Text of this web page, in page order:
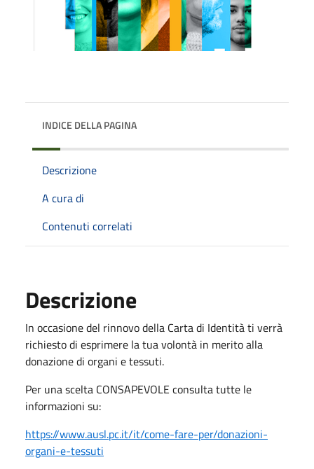
INDICE DELLA PAGINA
Descrizione
A cura di
Contenuti correlati
Descrizione
In occasione del rinnovo della Carta di Identità ti verrà
richiesto di esprimere la tua volontà in merito alla
donazione di organi e tessuti.
Per una scelta CONSAPEVOLE consulta tutte le
informazioni su:
https://www.ausl.pc.it/it/come-fare-per/donazioni-
organi-e-tessuti